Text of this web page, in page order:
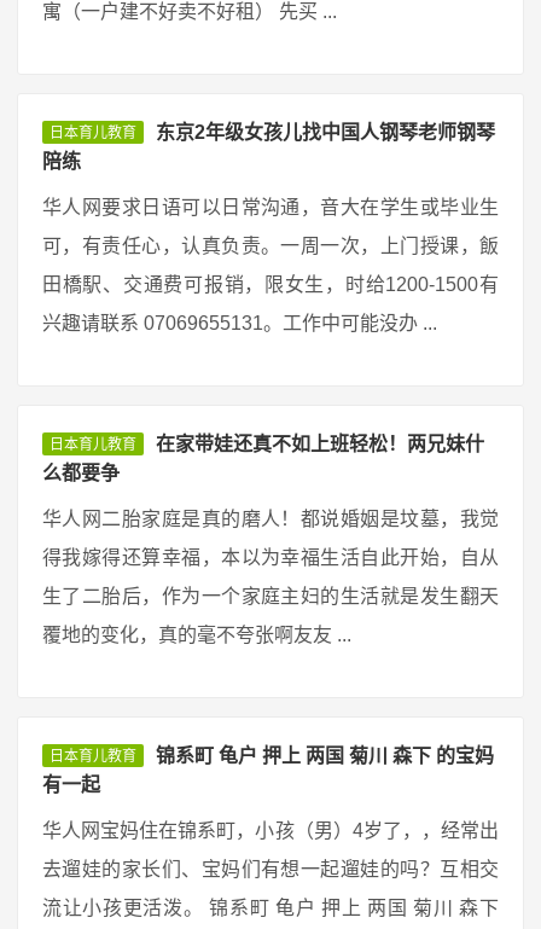
寓（一户建不好卖不好租） 先买 ...
日本育儿教育
东京2年级女孩儿找中国人钢琴老师钢琴
陪练
华人网要求日语可以日常沟通，音大在学生或毕业生
可，有责任心，认真负责。一周一次，上门授课，飯
田橋駅、交通费可报销，限女生，时给1200-1500有
兴趣请联系 07069655131。工作中可能没办 ...
日本育儿教育
在家带娃还真不如上班轻松！两兄妹什
么都要争
华人网二胎家庭是真的磨人！都说婚姻是坟墓，我觉
得我嫁得还算幸福，本以为幸福生活自此开始，自从
生了二胎后，作为一个家庭主妇的生活就是发生翻天
覆地的变化，真的毫不夸张啊友友 ...
日本育儿教育
锦系町 龟户 押上 两国 菊川 森下 的宝妈
有一起
华人网宝妈住在锦系町，小孩（男）4岁了，，经常出
去遛娃的家长们、宝妈们有想一起遛娃的吗？互相交
流让小孩更活泼。 锦系町 龟户 押上 两国 菊川 森下